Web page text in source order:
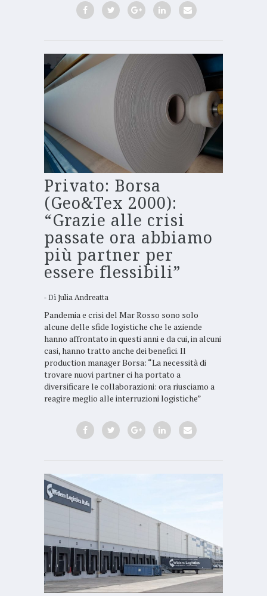
Privato: Borsa
(Geo&Tex 2000):
“Grazie alle crisi
passate ora abbiamo
più partner per
essere flessibili”
Di Julia Andreatta
Pandemia e crisi del Mar Rosso sono solo
alcune delle sfide logistiche che le aziende
hanno affrontato in questi anni e da cui, in alcuni
casi, hanno tratto anche dei benefici. Il
production manager Borsa: “La necessità di
trovare nuovi partner ci ha portato a
diversificare le collaborazioni: ora riusciamo a
reagire meglio alle interruzioni logistiche”